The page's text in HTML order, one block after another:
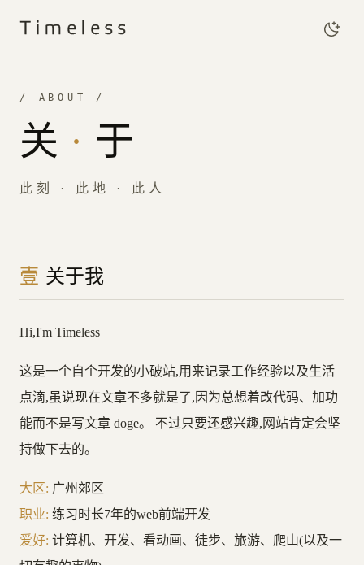
Timeless
/ ABOUT /
关 · 于
此刻 · 此地 · 此人
壹 关于我
Hi,I'm Timeless
这是一个自个开发的小破站,用来记录工作经验以及生活
点滴,虽说现在文章不多就是了,因为总想着改代码、加功
能而不是写文章 doge。 不过只要还感兴趣,网站肯定会坚
持做下去的。
大区: 广州郊区
职业: 练习时长7年的web前端开发
爱好: 计算机、开发、看动画、徒步、旅游、爬山(以及一